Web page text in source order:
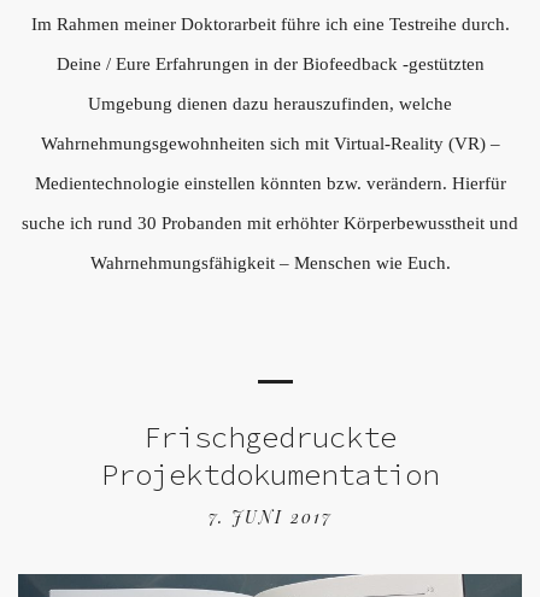
Im Rahmen meiner Doktorarbeit führe ich eine Testreihe durch.
Deine / Eure Erfahrungen in der Biofeedback -gestützten
Umgebung dienen dazu herauszufinden, welche
Wahrnehmungsgewohnheiten sich mit Virtual-Reality (VR) –
Medientechnologie einstellen könnten bzw. verändern. Hierfür
suche ich rund 30 Probanden mit erhöhter Körperbewusstheit und
Wahrnehmungsfähigkeit – Menschen wie Euch.
Frischgedruckte
Projektdokumentation
7. JUNI 2017